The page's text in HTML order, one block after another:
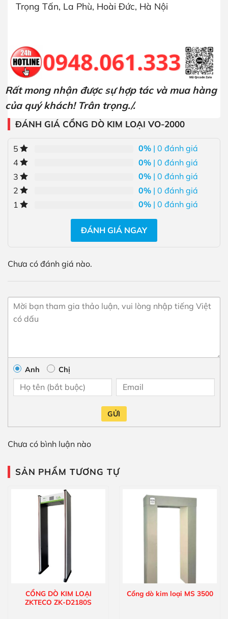
Trọng Tấn, La Phù, Hoài Đức, Hà Nội
Rất mong nhận được sự hợp tác và mua hàng
của quý khách! Trân trọng./.
ĐÁNH GIÁ CỔNG DÒ KIM LOẠI VO-2000
5 0% | 0 đánh giá
4
0% | 0 đánh giá
3
0% | 0 đánh giá
2
0% | 0 đánh giá
1
0% | 0 đánh giá
ĐÁNH GIÁ NGAY
Chưa có đánh giá nào.
Anh Chị
GỬI
Chưa có bình luận nào
SẢN PHẨM TƯƠNG TỰ
CỔNG DÒ KIM LOẠI
ZKTECO ZK-D2180S
Cổng dò kim loại MS 3500